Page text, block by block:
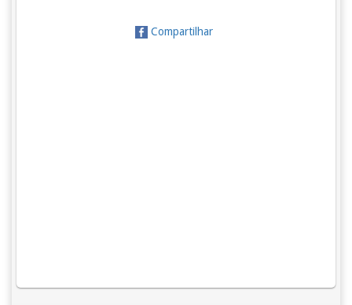
Compartilhar